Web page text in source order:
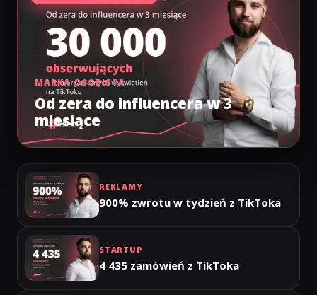
MARKA OSOBISTA
Od zera do influencera w 3
miesiące
REKLAMY
900% zwrotu w tydzień z TikToka
STARTUP
4 435 zamówień z TikToka